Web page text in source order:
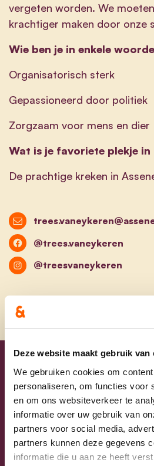
Deze website maakt gebruik van
We gebruiken cookies om
personaliseren, om functies voor
en om ons websiteverkeer te
informatie over uw gebruik van
partners voor social media,
partners kunnen deze gegevens
informatie die u aan ze heeft
vergeten worden. We
krachtiger maken door onze
Wie ben je in enkele
Organisatorisch sterk
Gepassioneerd door politiek
Zorgzaam voor mens en dier
Wat is je favoriete plekje
De prachtige kreken in
@trees.vaneykeren
@treesvaneykeren
Uw